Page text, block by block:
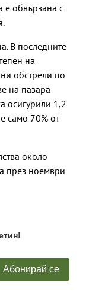
е обвързана с
В последните
на
обстрели по
на пазара
осигурили 1,2
само 70% от
около
през ноември